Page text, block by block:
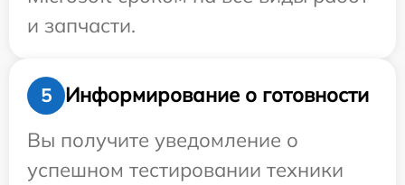
и запчасти.
5
Информирование о готовности
Вы получите уведомление о
успешном тестировании техники